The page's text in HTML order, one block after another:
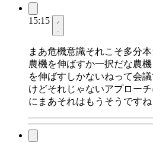
15:15
まあ危機意識それこそ多分
農機を伸ばすか一択だな農
を伸ばすしかないねって会
けどそれじゃないアプロー
にまあそれはもうそうですね